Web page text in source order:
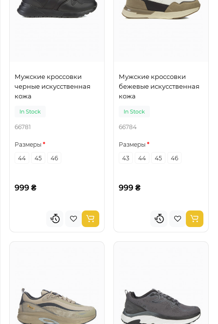
Мужские кроссовки
черные искусственная
кожа
In Stock
66781
Размеры
44
45 46
999 ₴
Мужские кроссовки
бежевые искусственная
кожа
In Stock
66784
Размеры
43
44 45 46
999 ₴